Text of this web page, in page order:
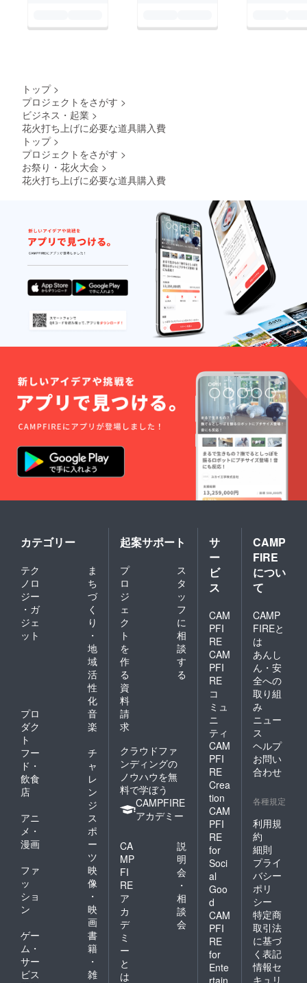
トップ >
プロジェクトをさがす >
ビジネス・起業 >
花火打ち上げに必要な道具購入費
トップ >
プロジェクトをさがす >
お祭り・花火大会 >
花火打ち上げに必要な道具購入費
カテゴリー
テク
ノロ
ジー
・ガ
ジェ
ット
ま
ち
づ
く
り
・
地
域
活
性
化
プロ
ダク
ト
音
楽
フー
ド・
飲食
店
チ
ャ
レ
ン
ジ
アニ
メ・
漫画
ス
ポ
ー
ツ
ファ
ッ
ショ
ン
映
像
・
映
画
ゲー
ム・
サー
ビス
書
籍
・
雑
起案サポート
プ
ロ
ジ
ェ
ク
ト
を
作
る
ス
タ
ッ
フ
に
相
談
す
る
資
料
請
求
クラウドファ
ンディングの
ノウハウを無
料で学ぼう
CAMPFIRE
アカデミー
CA
MP
FI
RE
ア
カ
デ
ミ
ー
と
は
説
明
会
・
相
談
会
サ
ー
ビ
ス
CAM
PFI
RE
CAM
PFI
RE
コ
ミュ
ニ
ティ
CAM
PFI
RE
Crea
tion
CAM
PFI
RE
for
Soci
al
Goo
d
CAM
PFI
RE
for
Ente
CAMP
FIRE
につい
て
CAMP
FIREと
は
あんし
ん・安
全への
取り組
み
ニュー
ス
ヘルプ
お問い
合わせ
各種規定
利用規
約
細則
プライ
バシー
ポリ
シー
特定商
取引法
に基づ
く表記
情報セ
キュリ